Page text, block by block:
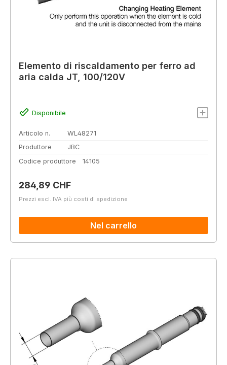
Elemento di riscaldamento per ferro ad
aria calda JT, 100/120V
Disponibile
Articolo n.
WL48271
Produttore
JBC
Codice produttore
14105
Prezzo normale:
284,89 CHF
Prezzi escl. IVA più costi di spedizione
Nel carrello